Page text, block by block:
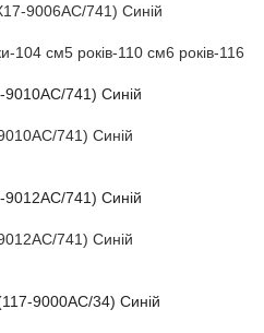
9006AC/741) Синій
104 см5 років-110 см6 років-116
741) Синій
741) Синій